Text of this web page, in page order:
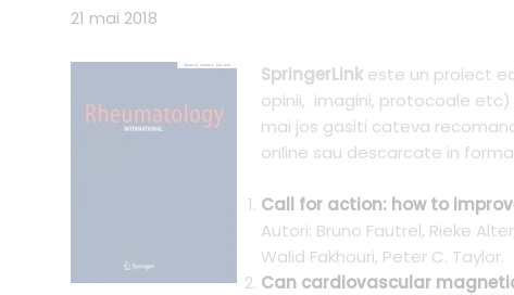
21 mai 2018
SpringerLinkeste un proiect
opinii, imagini, protocoale
mai jos gasiti cateva
online sau descarcate in
Call for action: how to
Autori: Bruno Fautrel, Rieke
Walid Fakhouri, Peter C. Taylor.
Can cardiovascular